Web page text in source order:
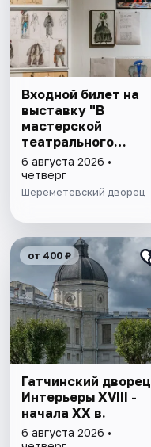
Входной билет на
выставку "В
мастерской
театрального
художника"
6 августа 2026 •
четверг
Шереметевский дворец
от 400 ₽
Гатчинский дворец
Интерьеры ХVIII -
начала ХХ в.
6 августа 2026 •